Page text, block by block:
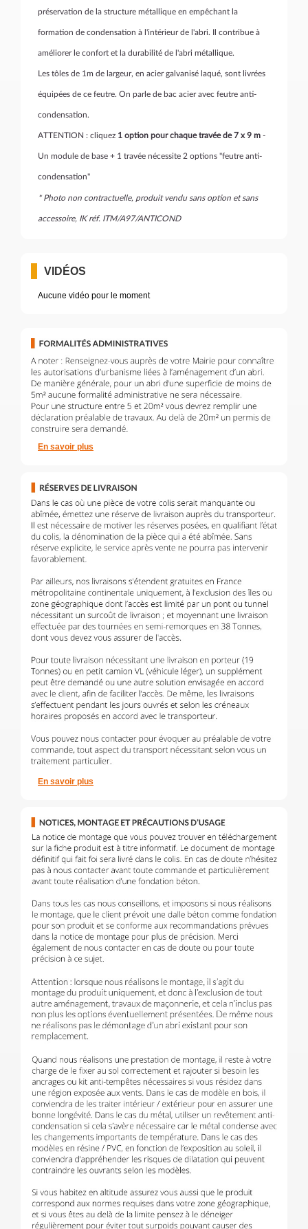
préservation de la structure métallique en empêchant la
formation de condensation à l'intérieur de l'abri. Il contribue à
améliorer le confort et la durabilité de l'abri métallique.
Les tôles de 1m de largeur, en acier galvanisé laqué, sont livrées
équipées de ce feutre. On parle de bac acier avec feutre anti-
condensation.
ATTENTION : cliquez 1 option pour chaque travée de 7 x 9 m -
Un module de base + 1 travée nécessite 2 options "feutre anti-
condensation"
* Photo non contractuelle, produit vendu sans option et sans
accessoire, IK réf. ITM/A97/ANTICOND
VIDÉOS
Aucune vidéo pour le moment
En savoir plus
En savoir plus